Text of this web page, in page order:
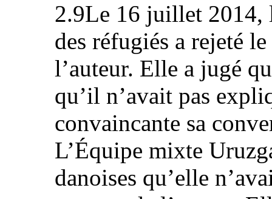
2.9Le 16 juillet 2014,
des réfugiés a rejeté
l’auteur. Elle a jugé
qu’il n’avait pas
convaincante sa
L’Équipe mixte
danoises qu’elle